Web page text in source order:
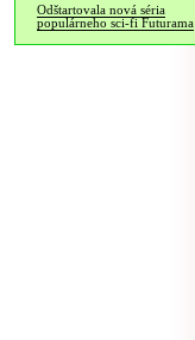
Odštartovala nová séria
populárneho sci-fi Futurama